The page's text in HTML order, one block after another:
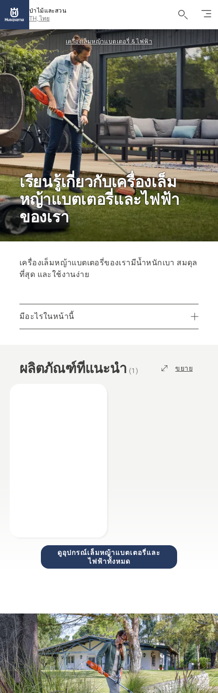
ป่าไม้และสวน
TH, ไทย
เครื่องเล็มหญ้าแบตเตอรี่ & ไฟฟ้า
เรียนรู้เกี่ยวกับเครื่องเล็ม
หญ้าแบตเตอรี่และไฟฟ้า
ของเรา
เครื่องเล็มหญ้าแบตเตอรี่ของเรามีน้ำหนักเบา สมดุล
ที่สุด และใช้งานง่าย
มีอะไรในหน้านี้
ผลิตภัณฑ์ที่แนะนำ
ชิ้นส่วนและอุปกรณ์เสริม
ผลิตภัณฑ์ที่แนะนำ (1 ) ขยาย
ดูอุปกรณ์เล็มหญ้าแบตเตอรี่และ
ไฟฟ้าทั้งหมด